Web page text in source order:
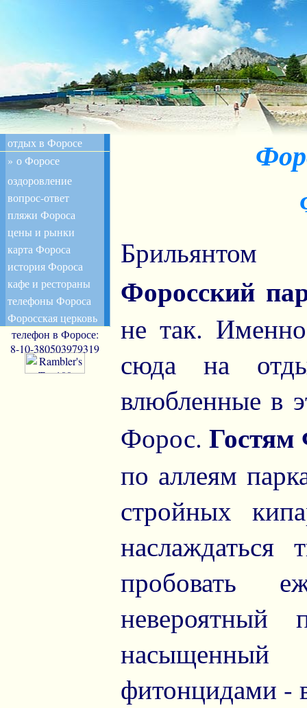
Брильянтом
Форосский
не так.
сюда на
влюбленные в
Форос. Гостям
по аллеям
стройных
пробовать
невероятный
фитонцидами -
отдых в Форосе
» о Форосе
оздоровление
вопрос-ответ
пляжи Фороса
цены и рынки
карта Фороса
история Фороса
кафе и рестораны
телефоны Фороса
Форосская церковь
телефон в Форосе:
8-10-380503979319